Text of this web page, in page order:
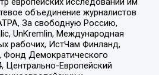
объединение журналистов
За свободную Россию,
UnKremlin, Международная
рабочих, ИстЧам Финланд,
Фонд Демократического
Центрально-Европейский